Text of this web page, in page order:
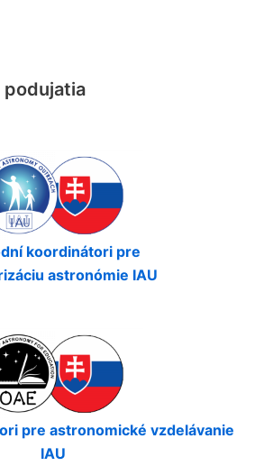
podujatia
koordinátori pre
astronómie IAU
pre astronomické vzdelávanie
IAU